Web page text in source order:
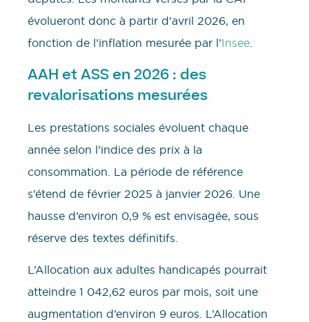
évolueront donc à partir d’avril 2026, en
fonction de l’inflation mesurée par l’Insee.
AAH et ASS en 2026 : des
revalorisations mesurées
Les prestations sociales évoluent chaque
année selon l’indice des prix à la
consommation. La période de référence
s’étend de février 2025 à janvier 2026. Une
hausse d’environ 0,9 % est envisagée, sous
réserve des textes définitifs.
L’Allocation aux adultes handicapés pourrait
atteindre 1 042,62 euros par mois, soit une
augmentation d’environ 9 euros. L’Allocation